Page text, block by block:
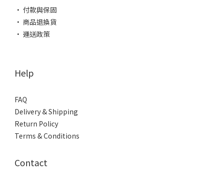
• 付款與保固
• 商品退換貨
• 運送政策
Help
FAQ
Delivery & Shipping
Return Policy
Terms & Conditions
Contact